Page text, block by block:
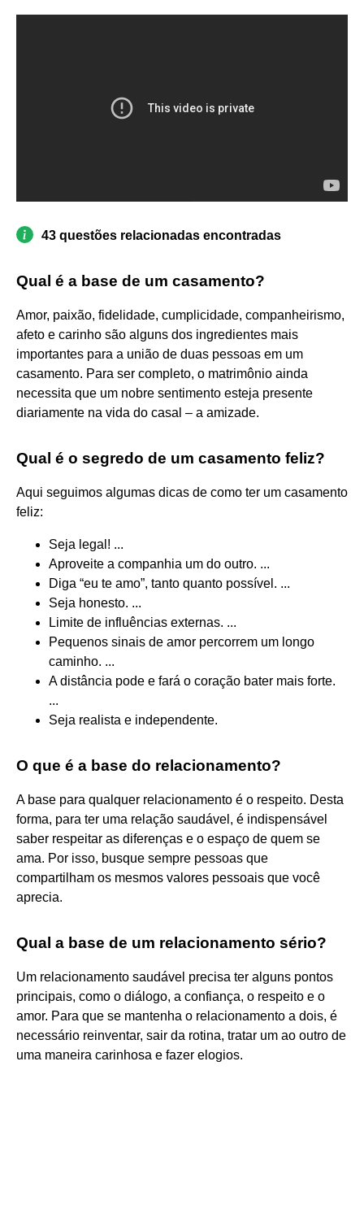
43 questões relacionadas encontradas
Qual é a base de um casamento?
Amor, paixão, fidelidade, cumplicidade, companheirismo,
afeto e carinho são alguns dos ingredientes mais
importantes para a união de duas pessoas em um
casamento. Para ser completo, o matrimônio ainda
necessita que um nobre sentimento esteja presente
diariamente na vida do casal – a amizade.
Qual é o segredo de um casamento feliz?
Aqui seguimos algumas dicas de como ter um casamento
feliz:
Seja legal! ...
Aproveite a companhia um do outro. ...
Diga “eu te amo”, tanto quanto possível. ...
Seja honesto. ...
Limite de influências externas. ...
Pequenos sinais de amor percorrem um longo
caminho. ...
A distância pode e fará o coração bater mais forte.
...
Seja realista e independente.
O que é a base do relacionamento?
A base para qualquer relacionamento é o respeito. Desta
forma, para ter uma relação saudável, é indispensável
saber respeitar as diferenças e o espaço de quem se
ama. Por isso, busque sempre pessoas que
compartilham os mesmos valores pessoais que você
aprecia.
Qual a base de um relacionamento sério?
Um relacionamento saudável precisa ter alguns pontos
principais, como o diálogo, a confiança, o respeito e o
amor. Para que se mantenha o relacionamento a dois, é
necessário reinventar, sair da rotina, tratar um ao outro de
uma maneira carinhosa e fazer elogios.